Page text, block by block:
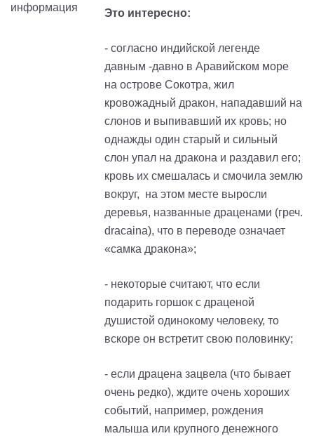
Это интересно:
- согласно индийской легенде
давным -давно в Аравийском море
на острове Сокотра, жил
кровожадный дракон, нападавший на
слонов и выпивавший их кровь; но
однажды один старый и сильный
слон упал на дракона и раздавил его;
кровь их смешалась и смочила землю
вокруг, на этом месте выросли
деревья, названные драценами (греч.
dracaina), что в переводе означает
«самка дракона»;
- некоторые считают, что если
подарить горшок с драценой
душистой одинокому человеку, то
вскоре он встретит свою половинку;
- если драцена зацвела (что бывает
очень редко), ждите очень хороших
событий, например, рождения
малыша или крупного денежного